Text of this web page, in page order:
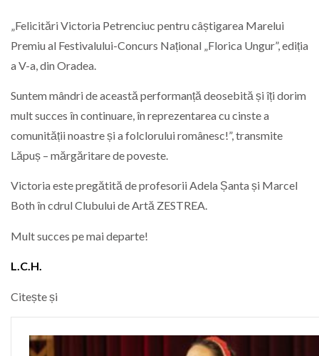
„Felicitări Victoria Petrenciuc pentru câștigarea Marelui
Premiu al Festivalului-Concurs Național „Florica Ungur”, ediția
a V-a, din Oradea.
Suntem mândri de această performanță deosebită și îți dorim
mult succes în continuare, în reprezentarea cu cinste a
comunității noastre și a folclorului românesc!”, transmite
Lăpuș – mărgăritare de poveste.
Victoria este pregătită de profesorii Adela Șanta și Marcel
Both în cdrul Clubului de Artă ZESTREA.
Mult succes pe mai departe!
L.C.H.
Citește și